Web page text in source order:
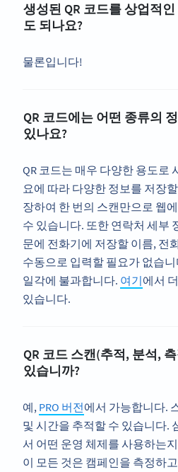
생성된 QR 코드를 상업적
도 되나요?
물론입니다!
QR 코드에는 어떤 종류의
있나요?
QR 코드는 매우 다양한 용도로
요에 따라 다양한 정보를 저장
장하여 한 번의 스캔만으로 웹
수 있습니다. 또한 연락처 세부
문에 전화기에 저장할 이름, 전
수동으로 입력할 필요가 없습
일각에 불과합니다. 여기에서
있습니다.
QR 코드 스캔(추적, 분석,
있습니까?
예, PRO 버전에서 가능합니다.
및 시간을 추적할 수 있습니다.
서 어떤 운영 체제를 사용하는
이 모든 것은 캠페인을 측정하